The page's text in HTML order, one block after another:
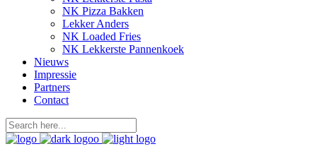
NK Pizza Bakken
Lekker Anders
NK Loaded Fries
NK Lekkerste Pannenkoek
Nieuws
Impressie
Partners
Contact